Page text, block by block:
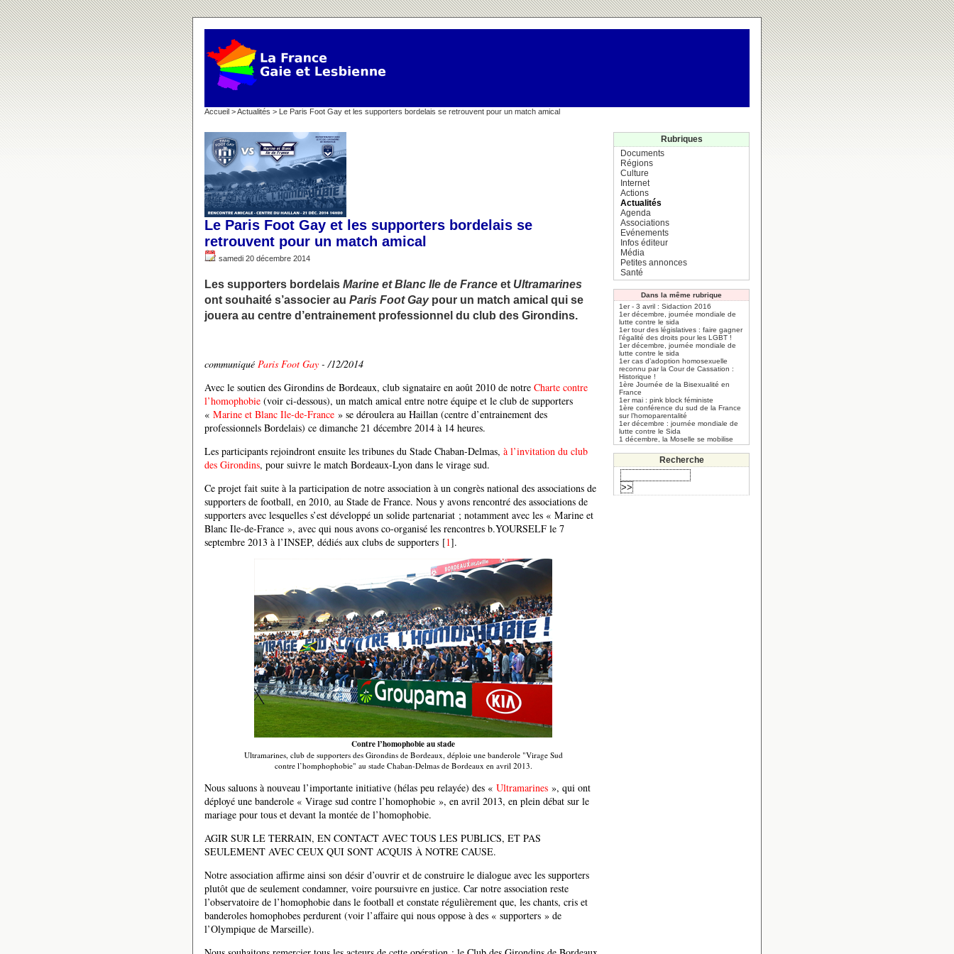
Accueil >Actualités > Le Paris Foot Gay et les supporters bordelais se retrouvent pour un match amical
Le Paris Foot Gay et les supporters bordelais se
retrouvent pour un match amical
samedi 20 décembre 2014
Les supporters bordelais Marine et Blanc Ile de France et Ultramarines
ont souhaité s’associer au Paris Foot Gaypour un match amical qui se
jouera au centre d’entrainement professionnel du club des Girondins.
communiqué Paris Foot Gay - /12/2014
Avec le soutien des Girondins de Bordeaux, club signataire en août 2010 de notre Charte contre
l’homophobie (voir ci-dessous), un match amical entre notre équipe et le club de supporters
« Marine et Blanc Ile-de-France » se déroulera au Haillan (centre d’entrainement des
professionnels Bordelais) ce dimanche 21 décembre 2014 à 14 heures.
Les participants rejoindront ensuite les tribunes du Stade Chaban-Delmas, à l’invitation du club
des Girondins, pour suivre le match Bordeaux-Lyon dans le virage sud.
Ce projet fait suite à la participation de notre association à un congrès national des associations de
supporters de football, en 2010, au Stade de France. Nous y avons rencontré des associations de
supporters avec lesquelles s’est développé un solide partenariat ; notamment avec les « Marine et
Blanc Ile-de-France », avec qui nous avons co-organisé les rencontres b.YOURSELF le 7
septembre 2013 à l’INSEP, dédiés aux clubs de supporters [1].
Contre l’homophobie au stade
Ultramarines, club de supporters des Girondins de Bordeaux, déploie une banderole "Virage Sud
contre l’homphophobie" au stade Chaban-Delmas de Bordeaux en avril 2013.
Nous saluons à nouveau l’importante initiative (hélas peu relayée) des « Ultramarines », qui ont
déployé une banderole « Virage sud contre l’homophobie », en avril 2013, en plein débat sur le
mariage pour tous et devant la montée de l’homophobie.
AGIR SUR LE TERRAIN, EN CONTACT AVEC TOUS LES PUBLICS, ET PAS
SEULEMENT AVEC CEUX QUI SONT ACQUIS À NOTRE CAUSE.
Notre association affirme ainsi son désir d’ouvrir et de construire le dialogue avec les supporters
plutôt que de seulement condamner, voire poursuivre en justice. Car notre association reste
l’observatoire de l’homophobie dans le football et constate régulièrement que, les chants, cris et
banderoles homophobes perdurent (voir l’affaire qui nous oppose à des « supporters » de
l’Olympique de Marseille).
Rubriques
Documents
Régions
Culture
Internet
Actions
Actualités
Agenda
Associations
Evénements
Infos éditeur
Média
Petites annonces
Santé
Dans la même rubrique
1er - 3 avril : Sidaction 2016
1er décembre, journée mondiale de
lutte contre le sida
1er tour des législatives : faire gagner
l’égalité des droits pour les LGBT !
1er décembre, journée mondiale de
lutte contre le sida
1er cas d’adoption homosexuelle
reconnu par la Cour de Cassation :
Historique !
1ère Journée de la Bisexualité en
France
1er mai : pink block féministe
1ère conférence du sud de la France
sur l’homoparentalité
1er décembre : journée mondiale de
lutte contre le Sida
1 décembre, la Moselle se mobilise
Recherche